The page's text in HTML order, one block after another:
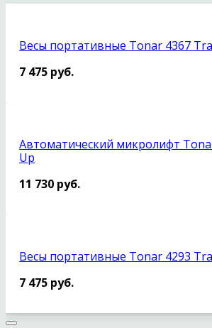
Весы портативные Tonar 4367
7 475 руб.
Автоматический микролифт
Up
11 730 руб.
Весы портативные Tonar 4293
7 475 руб.